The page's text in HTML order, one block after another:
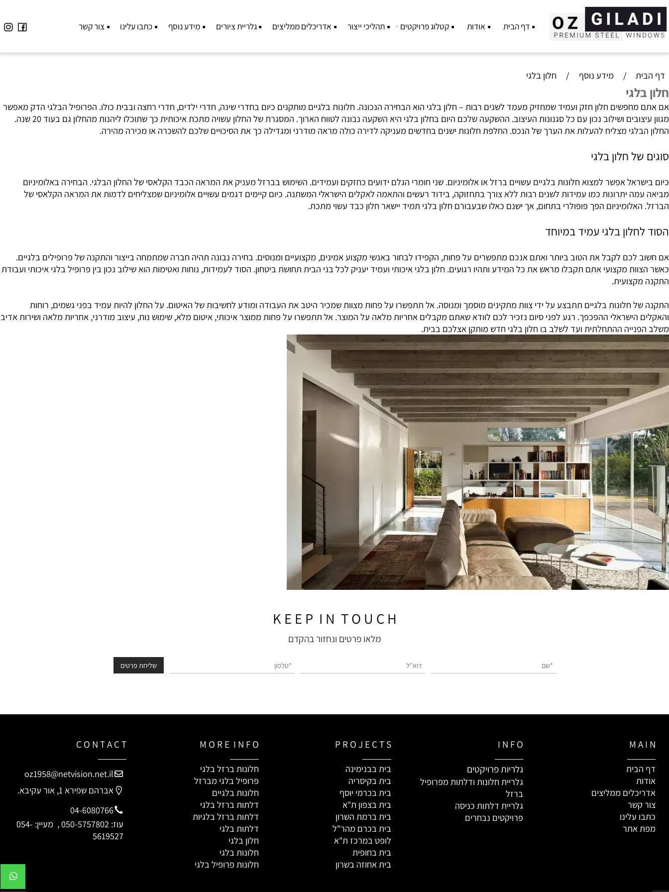
דף הבית אודות קטלוג פרויקטים תהליכי ייצור אדריכלים ממליצים גלריית ציורים מידע נוסף כתבו עלינו צור קשר
/ מידע נוסף / חלון בלגי
חלון חזק ועמיד שמחזיק מעמד לשנים רבות – חלון בלגי הוא הבחירה הנכונה. חלונות בלגיים מותקנים כיום בחדרי שינה, חדרי ילדים, חדרי רחצה ובבית כולו. הפרופיל הבלגי הדק מאפשר
מגוון עיצובים ושילוב נכון עם כל סגנונות העיצוב. ההשקעה שלכם היום בחלון בלגי היא השקעה נבונה לטווח הארוך. המסגרת של החלון עשויה מתכת איכותית כך שתוכלו ליהנות מהחלון גם בעוד 20 שנה.
מצליח להעלות את הערך של הנכס. החלפת חלונות ישנים בחדשים מעניקה לדירה כולה מראה מודרני ומגדילה כך את הסיכויים שלכם להשכרה או מכירה מהירה.
חלון בלגי
אפשר למצוא חלונות בלגיים עשויים ברזל או אלומיניום. שני חומרי הגלם ידועים כחזקים ועמידים. השימוש בברזל מעניק את המראה הכבד הקלאסי של החלון הבלגי. הבחירה באלומיניום
יתרונות כמו עמידות לשנים רבות ללא צורך בתחזוקה, בידוד רעשים והתאמה לאקלים הישראלי המשתנה. כיום קיימים דגמים עשויים אלומיניום שמצליחים לדמות את המראה הקלאסי של
הפך פופולרי בתחום, אך ישנם כאלו שבעבורם חלון בלגי תמיד יישאר חלון כבד עשוי מתכת.
בלגי עמיד במיוחד
לכם לקבל את הטוב ביותר ואתם אנכם מתפשרים על פחות, הקפידו לבחור באנשי מקצוע אמינים, מקצועיים ומנוסים. בחירה נבונה תהיה חברה שמתמחה בייצור והתקנה של פרופילים בלגיים.
מקצועי אתם תקבלו מראש את כל המידע ותהיו רגועים. חלון בלגי איכותי ועמיד יעניק לכל בני הבית תחושת ביטחון. הסוד לעמידות, נוחות ואטימות הוא שילוב נכון בין פרופיל בלגי איכותי ועבודת
חלונות בלגיים תתבצע על ידי צוות מתקינים מוסמך ומנוסה. אל תתפשרו על פחות מצוות שמכיר היטב את העבודה ומודע לחשיבות של האיטום. על החלון להיות עמיד בפני גשמים, רוחות
הישראלי ההפכפך. רגע לפני סיום נזכיר לכם לוודא שאתם מקבלים אחריות מלאה על המוצר. אל תתפשרו על פחות ממוצר איכותי, איטום מלא, שימוש נוח, עיצוב מודרני, אחריות מלאה ושירות אדיב
ההתחלתית ועד לשלב בו חלון בלגי חדש מותקן אצלכם בבית.
K E E P I N T O U C H
ממליצים
I N F O
גלריות פרויקטים
גלריית חלונות ודלתות מפרופיל
P R O J E C T S
בית בבנימינה
בית בקיסריה
בית בכרמי יוסף
בית בצפון ת"א
בית ברמת השרון
בית בכרם מהר"ל
M O R E I N F O
חלונות ברזל בלגי
פרופיל בלגי מברזל
חלונות בלגיים
דלתות ברזל בלגי
דלתות ברזל בלגיות
דלתות בלגי
C O N T A C T
oz1958@netvision.net.il
אברהם שפירא 1, אור עקיבא.
04-6080766